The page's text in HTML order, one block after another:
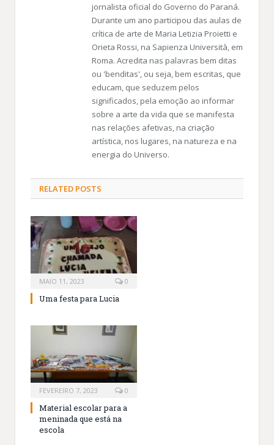
jornalista oficial do Governo do Paraná.
Durante um ano participou das aulas de
crítica de arte de Maria Letizia Proietti e
Orieta Rossi, na Sapienza Università, em
Roma. Acredita nas palavras bem ditas
ou 'benditas', ou seja, bem escritas, que
educam, que seduzem pelos
significados, pela emoção ao informar
sobre a arte da vida que se manifesta
nas relações afetivas, na criação
artística, nos lugares, na natureza e na
energia do Universo.
RELATED POSTS
MAIO 11, 2023 0
Uma festa para Lucia
FEVEREIRO 7, 2023 0
Material escolar para a
meninada que está na
escola